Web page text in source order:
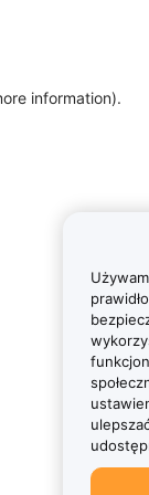
information).